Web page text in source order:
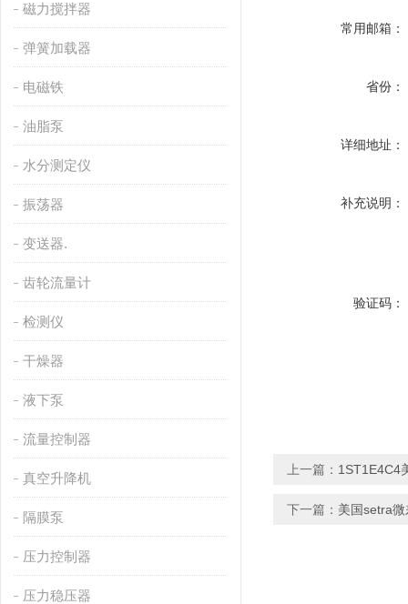
磁力搅拌器
弹簧加载器
电磁铁
油脂泵
水分测定仪
振荡器
变送器.
齿轮流量计
检测仪
干燥器
液下泵
流量控制器
真空升降机
隔膜泵
压力控制器
压力稳压器
常用邮箱：
省份：
详细地址：
补充说明：
验证码：
上一篇： 1ST1E4C4
下一篇： 美国setra